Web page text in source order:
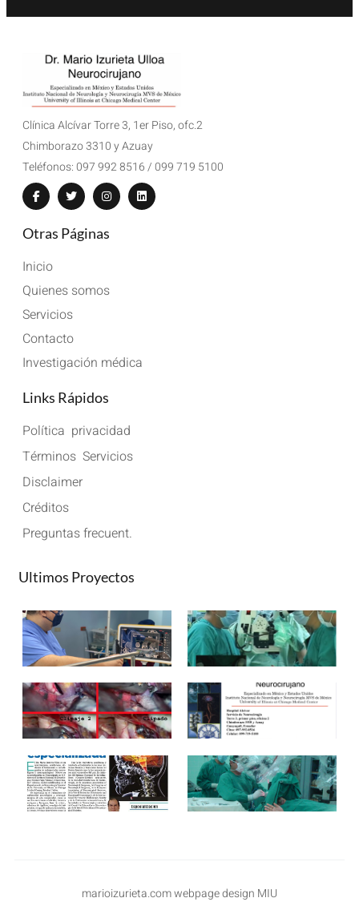
Clínica Alcívar Torre 3, 1er Piso, ofc.2
Chimborazo 3310 y Azuay
Teléfonos: 097 992 8516 / 099 719 5100
Otras Páginas
Inicio
Quienes somos
Servicios
Contacto
Investigación médica
Links Rápidos
Política  privacidad
Términos  Servicios
Disclaimer
Créditos
Preguntas frecuent.
Ultimos Proyectos
marioizurieta.com webpage design MIU